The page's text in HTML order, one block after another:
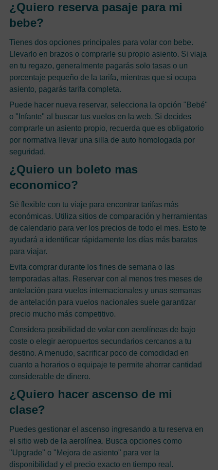
¿Quiero reserva pasaje para mi
bebe?
Tienes dos opciones principales para volar con bebe.
Llevarlo en brazos o comprarle su propio asiento. Si viaja
en tu regazo, generalmente pagarás solo tasas o un
porcentaje pequeño de la tarifa, mientras que si ocupa
asiento, pagarás tarifa completa.
Puede hacer nueva reservar, selecciona la opción "Bebé"
o "Infante" al buscar tus vuelos en la web. Si decides
comprarle un asiento propio, recuerda que es obligatorio
por normativa llevar una silla de auto homologada por
seguridad.
¿Quiero un boleto mas
economico?
Sé flexible con tu viaje para encontrar tarifas más
económicas. Utiliza sitios de comparación y herramientas
de calendario para ver los precios de todo el mes. Esto te
ayudará a identificar rápidamente los días más baratos
para viajar.
Evita comprar durante los fines de semana o las
temporadas altas. Reservar con al menos tres meses de
antelación para vuelos internacionales y unas semanas
de antelación para vuelos nacionales suele garantizar
precio mucho más competitivo.
Considera posibilidad de volar con aerolíneas de bajo
coste o elegir aeropuertos secundarios cercanos a tu
destino. A menudo, sacrificar poco de comodidad en
cuanto a horarios o equipaje te permite ahorrar cantidad
considerable de dinero.
¿Quiero hacer ascenso de mi
clase?
Puedes gestionar el ascenso ingresando a tu reserva en
el sitio web de la aerolínea. Busca opciones como
"Upgrade" o "Mejora de asiento" para ver la
disponibilidad y el precio exacto en tiempo real.